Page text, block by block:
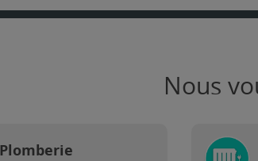
Nous